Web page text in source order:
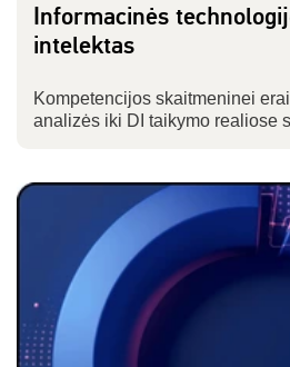
Informacinės
intelektas
Kompetencijos skaitmeninei
analizės iki DI taikymo realiose